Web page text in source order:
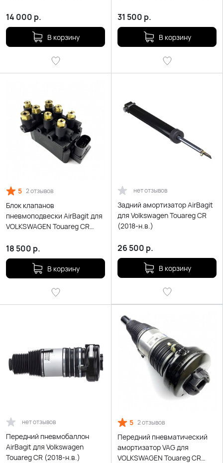
14 000 р.
В корзину
31 500 р.
В корзину
5 2 отзывов
Блок клапанов
пневмоподвески AirBagit для
VOLKSWAGEN Touareg CR
18 500 р.
В корзину
нет отзывов
Задний амортизатор AirBagit
для Volkswagen Touareg CR
(2018-н.в.)
26 500 р.
В корзину
нет отзывов
Передний пневмобаллон
AirBagit для Volkswagen
Touareg CR (2018-н.в.)
5 2 отзывов
Передний пневматический
амортизатор VAG для
VOLKSWAGEN Touareg CR